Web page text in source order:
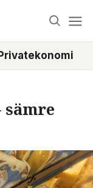
Privatekonomi